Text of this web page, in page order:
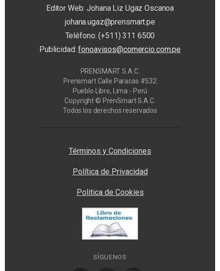
Editor Web: Johana Liz Ugaz Oscanoa
johana.ugaz@prensmart.pe
Teléfono: (+511) 311 6500
Publicidad:fonoavisos@comercio.com.pe
PRENSMART S.A.C.
Prensmart Calle Paracas #532
Pueblo Libre, Lima - Perú
Copyright © PrenSmart S.A.C.
Todos los derechos reservados
Términos y Condiciones
Política de Privacidad
Politica de Cookies
SÍGUENOS